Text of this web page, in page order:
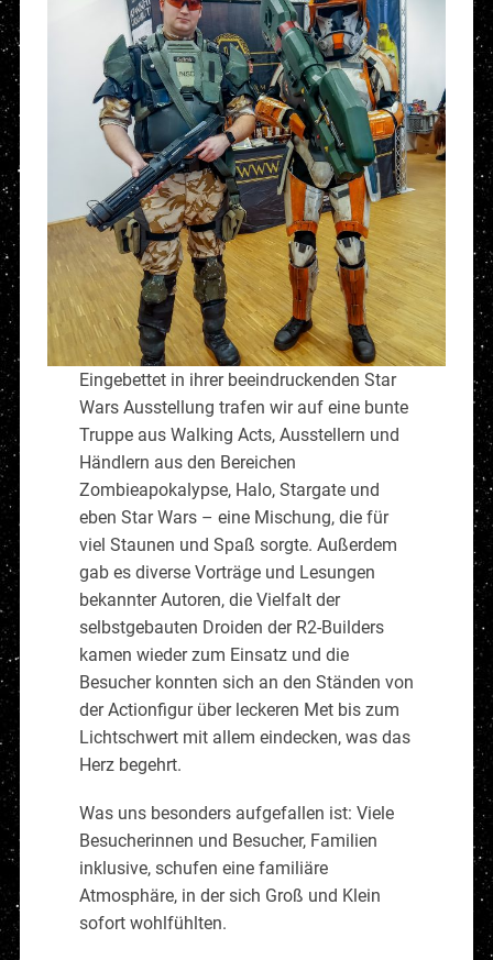
Eingebettet in ihrer beeindruckenden Star
Wars Ausstellung trafen wir auf eine bunte
Truppe aus Walking Acts, Ausstellern und
Händlern aus den Bereichen
Zombieapokalypse, Halo, Stargate und
eben Star Wars – eine Mischung, die für
viel Staunen und Spaß sorgte. Außerdem
gab es diverse Vorträge und Lesungen
bekannter Autoren, die Vielfalt der
selbstgebauten Droiden der R2-Builders
kamen wieder zum Einsatz und die
Besucher konnten sich an den Ständen von
der Actionfigur über leckeren Met bis zum
Lichtschwert mit allem eindecken, was das
Herz begehrt.
Was uns besonders aufgefallen ist: Viele
Besucherinnen und Besucher, Familien
inklusive, schufen eine familiäre
Atmosphäre, in der sich Groß und Klein
sofort wohlfühlten.